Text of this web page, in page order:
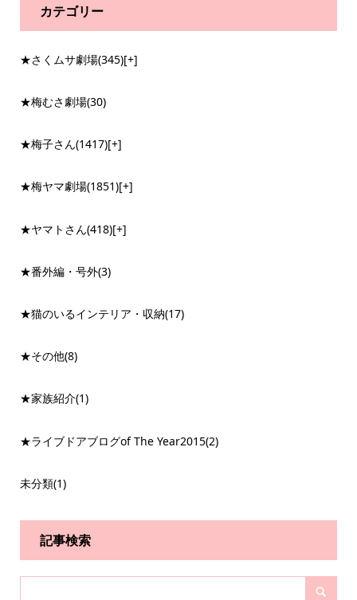
カテゴリー
★さくムサ劇場(345)[+]
★梅むさ劇場(30)
★梅子さん(1417)[+]
★梅ヤマ劇場(1851)[+]
★ヤマトさん(418)[+]
★番外編・号外(3)
★猫のいるインテリア・収納(17)
★その他(8)
★家族紹介(1)
★ライブドアブログof The Year2015(2)
未分類(1)
記事検索